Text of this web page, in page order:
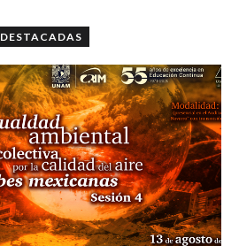
DESTACADAS